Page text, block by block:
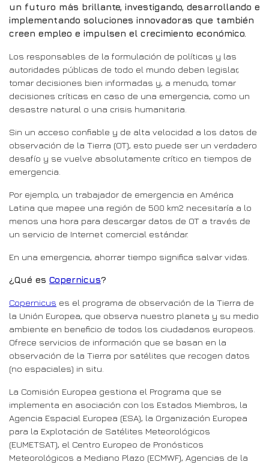
un futuro más brillante, investigando, desarrollando e
implementando soluciones innovadoras que también
creen empleo e impulsen el crecimiento económico.
Los responsables de la formulación de políticas y las
autoridades públicas de todo el mundo deben legislar,
tomar decisiones bien informadas y, a menudo, tomar
decisiones críticas en caso de una emergencia, como un
desastre natural o una crisis humanitaria.
Sin un acceso confiable y de alta velocidad a los datos de
observación de la Tierra (OT), esto puede ser un verdadero
desafío y se vuelve absolutamente crítico en tiempos de
emergencia.
Por ejemplo, un trabajador de emergencia en América
Latina que mapee una región de 500 km2 necesitaría a lo
menos una hora para descargar datos de OT a través de
un servicio de Internet comercial estándar.
En una emergencia, ahorrar tiempo significa salvar vidas.
¿Qué es Copernicus?
Copernicus es el programa de observación de la Tierra de
la Unión Europea, que observa nuestro planeta y su medio
ambiente en beneficio de todos los ciudadanos europeos.
Ofrece servicios de información que se basan en la
observación de la Tierra por satélites que recogen datos
(no espaciales) in situ.
La Comisión Europea gestiona el Programa que se
implementa en asociación con los Estados Miembros, la
Agencia Espacial Europea (ESA), la Organización Europea
para la Explotación de Satélites Meteorológicos
(EUMETSAT), el Centro Europeo de Pronósticos
Meteorológicos a Mediano Plazo (ECMWF), Agencias de la